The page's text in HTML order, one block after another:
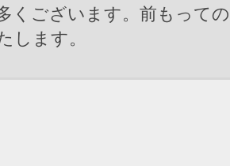
くございます。前もって
します。